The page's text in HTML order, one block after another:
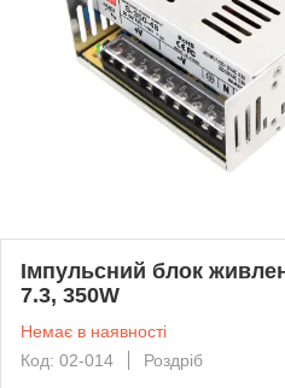
Імпульсний блок
7.3, 350W
Немає в наявності
Код: 02-014
Роздріб